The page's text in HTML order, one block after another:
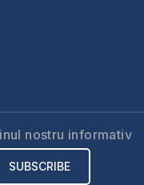
nostru informativ